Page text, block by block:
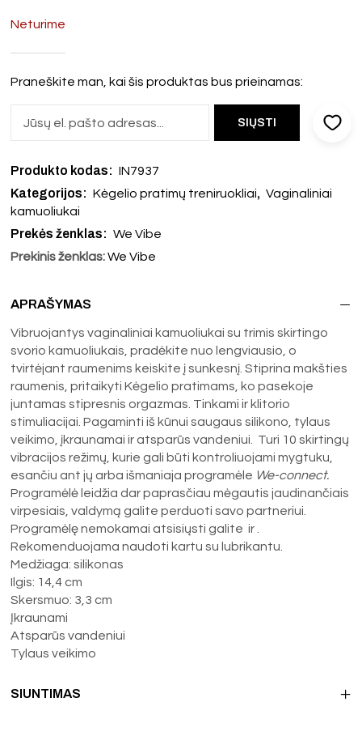
Neturime
Praneškite man, kai šis produktas bus prieinamas:
Produkto kodas: IN7937
Kategorijos: Kėgelio pratimų treniruokliai, Vaginaliniai
kamuoliukai
Prekės ženklas: We Vibe
Prekinis ženklas: We Vibe
APRAŠYMAS
Vibruojantys vaginaliniai kamuoliukai su trimis skirtingo
svorio kamuoliukais, pradėkite nuo lengviausio, o
tvirtėjant raumenims keiskite į sunkesnį. Stiprina makšties
raumenis, pritaikyti Kėgelio pratimams, ko pasekoje
juntamas stipresnis orgazmas. Tinkami ir klitorio
stimuliacijai. Pagaminti iš kūnui saugaus silikono, tylaus
veikimo, įkraunamai ir atsparūs vandeniui. Turi 10 skirtingų
vibracijos režimų, kurie gali būti kontroliuojami mygtuku,
esančiu ant jų arba išmaniaja programėle We-connect.
Programėlė leidžia dar paprasčiau mėgautis jaudinančiais
virpesiais, valdymą galite perduoti savo partneriui.
Programėlę nemokamai atsisiųsti galite ir .
Rekomenduojama naudoti kartu su lubrikantu.
Medžiaga: silikonas
Ilgis: 14,4 cm
Skersmuo: 3,3 cm
Įkraunami
Atsparūs vandeniui
Tylaus veikimo
SIUNTIMAS